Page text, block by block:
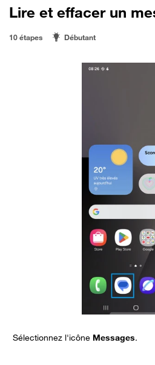
Lire et effacer un
10 étapes Débutant
Sélectionnez l'icône Messages.